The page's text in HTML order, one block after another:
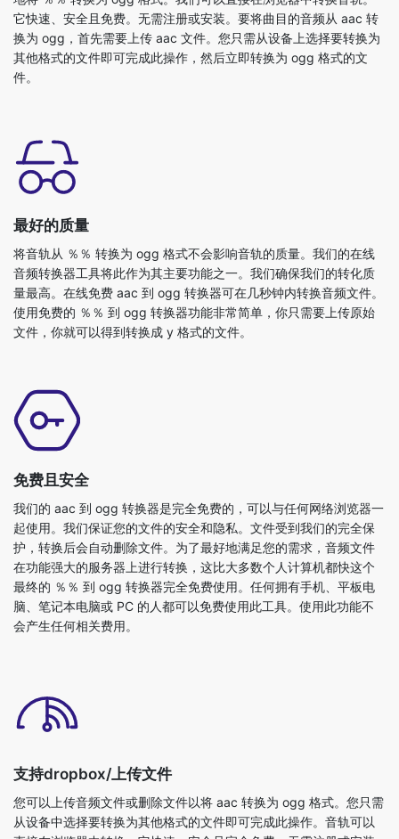
它快速、安全且免费。无需注册或安装。要将曲目的音频从 aac 转
换为 ogg，首先需要上传 aac 文件。您只需从设备上选择要转换为
其他格式的文件即可完成此操作，然后立即转换为 ogg 格式的文
件。
最好的质量
将音轨从 ％％ 转换为 ogg 格式不会影响音轨的质量。我们的在线
音频转换器工具将此作为其主要功能之一。我们确保我们的转化质
量最高。在线免费 aac 到 ogg 转换器可在几秒钟内转换音频文件。
使用免费的 ％％ 到 ogg 转换器功能非常简单，你只需要上传原始
文件，你就可以得到转换成 y 格式的文件。
免费且安全
我们的 aac 到 ogg 转换器是完全免费的，可以与任何网络浏览器一
起使用。我们保证您的文件的安全和隐私。文件受到我们的完全保
护，转换后会自动删除文件。为了最好地满足您的需求，音频文件
在功能强大的服务器上进行转换，这比大多数个人计算机都快这个
最终的 ％％ 到 ogg 转换器完全免费使用。任何拥有手机、平板电
脑、笔记本电脑或 PC 的人都可以免费使用此工具。使用此功能不
会产生任何相关费用。
支持dropbox/上传文件
您可以上传音频文件或删除文件以将 aac 转换为 ogg 格式。您只需
从设备中选择要转换为其他格式的文件即可完成此操作。音轨可以